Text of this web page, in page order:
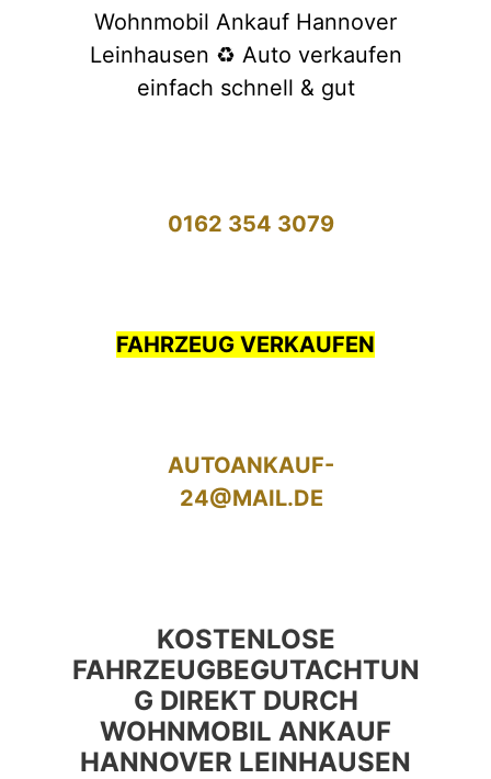
Wohnmobil Ankauf Hannover
Leinhausen ♻️ Auto verkaufen
einfach schnell & gut
0162 354 3079
FAHRZEUG VERKAUFEN
AUTOANKAUF-
24@MAIL.DE
KOSTENLOSE
FAHRZEUGBEGUTACHTUN
G DIREKT DURCH
WOHNMOBIL ANKAUF
HANNOVER LEINHAUSEN